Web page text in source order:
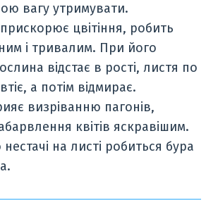
вагу утримувати.
прискорює цвітіння, робить
і тривалим. При його
відстає в рості, листя по
а потім відмирає.
визріванню пагонів,
квітів яскравішим.
на листі робиться бура